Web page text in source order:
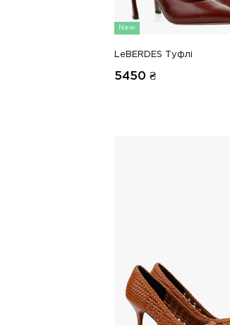
New
LeBERDES Туфлі
5450 ₴